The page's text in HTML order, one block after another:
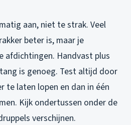
aan, niet te strak. Veel
beter is, maar je
afdichtingen. Handvast plus
is genoeg. Test altijd door
te laten lopen en dan in één
Kijk ondertussen onder de
verschijnen.